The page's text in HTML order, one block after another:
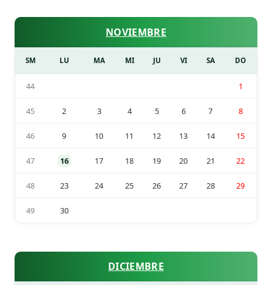
NOVIEMBRE
SM LU MA MI JU VI SA DO
44 1
45 2 3 4 5 6 7 8
46 9 10 11 12 13 14 15
47 16 17 18 19 20 21 22
48 23 24 25 26 27 28 29
49 30
DICIEMBRE